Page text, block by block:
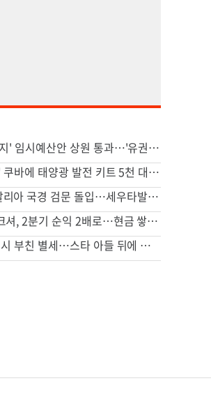
美 '셧다운 방지' 임시예산안 상원 통과…'유권자 ID법'은 좌절
중국, '전력난' 쿠바에 태양광 발전 키트 5천 대 기증
스페인도 이탈리아 국경 검문 돌입…세우타발 갈등 고조
버핏 떠난 버크셔, 2분기 순익 2배로…현금 쌓기서 투자로 전환
'축구의 신' 메시 부친 별세…스타 아들 뒤에 선 조용한 조력자